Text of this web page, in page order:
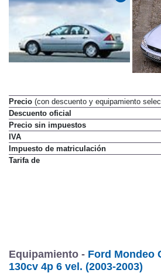
Precio (con descuento y equipamiento
Descuento oficial
Precio sin impuestos
IVA
Impuesto de matriculación
Tarifa de
Equipamiento - Ford Mondeo
130cv 4p 6 vel. (2003-2003)